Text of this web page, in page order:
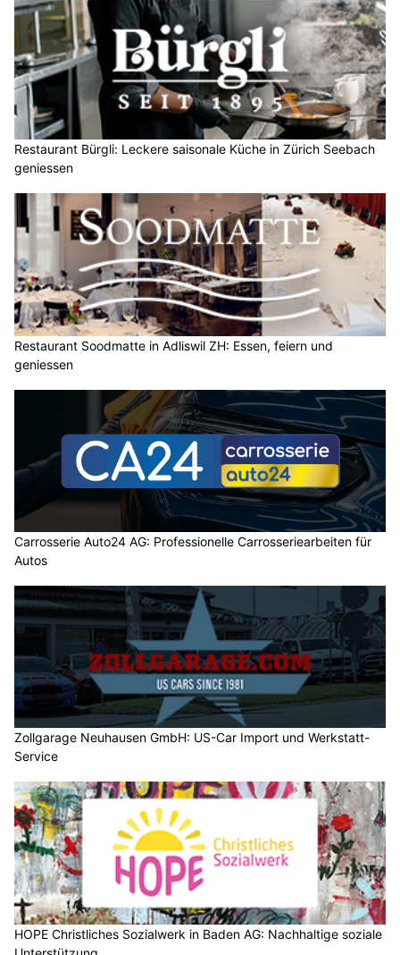
Restaurant Bürgli: Leckere saisonale Küche in Zürich Seebach
geniessen
Restaurant Soodmatte in Adliswil ZH: Essen, feiern und
geniessen
Carrosserie Auto24 AG: Professionelle Carrosseriearbeiten für
Autos
Zollgarage Neuhausen GmbH: US-Car Import und Werkstatt-
Service
HOPE Christliches Sozialwerk in Baden AG: Nachhaltige soziale